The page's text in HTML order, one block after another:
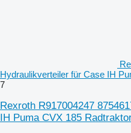
Hydraulikverteiler für Case IH
7
Rexroth R917004247
IH Puma CVX 185